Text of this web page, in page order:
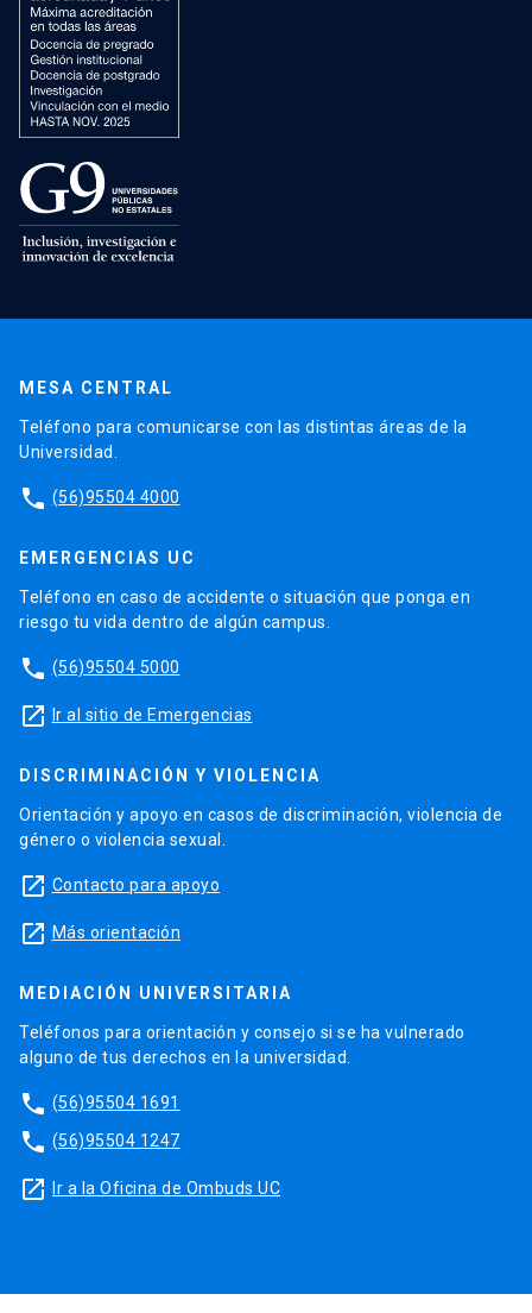
MESA CENTRAL
Teléfono para comunicarse con las distintas áreas de la
Universidad.
phone (56)95504 4000
EMERGENCIAS UC
Teléfono en caso de accidente o situación que ponga en
riesgo tu vida dentro de algún campus.
phone (56)95504 5000
launch Ir al sitio de Emergencias
DISCRIMINACIÓN Y VIOLENCIA
Orientación y apoyo en casos de discriminación, violencia de
género o violencia sexual.
launch Contacto para apoyo
launch Más orientación
MEDIACIÓN UNIVERSITARIA
Teléfonos para orientación y consejo si se ha vulnerado
alguno de tus derechos en la universidad.
phone (56)95504 1691
phone (56)95504 1247
launch Ir a la Oficina de Ombuds UC